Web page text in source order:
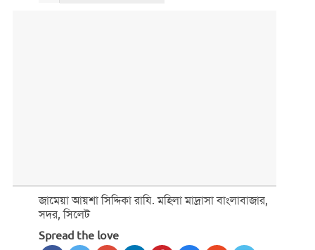
জামেয়া আয়শা সিদ্দিকা রাযি. মহিলা মাদ্রাসা বাংলাবাজার,
সদর, সিলেট
Spread the love